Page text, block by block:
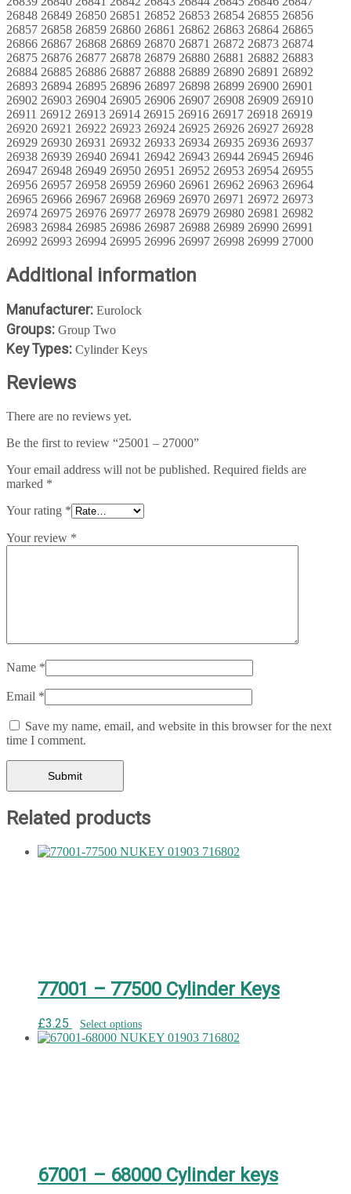
Additional information
Manufacturer: Eurolock
Groups: Group Two
Key Types: Cylinder Keys
Reviews
There are no reviews yet.
Be the first to review “25001 – 27000”
Your email address will not be published. Required fields are
marked *
Your rating *
Your review *
Name *
Email *
Save my name, email, and website in this browser for the next
time I comment.
Related products
77001 – 77500 Cylinder Keys
£3.25 Select options
67001 – 68000 Cylinder keys